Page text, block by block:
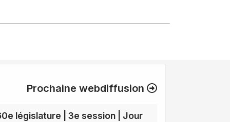
Prochaine webdiffusion
législature | 3e session | Jour